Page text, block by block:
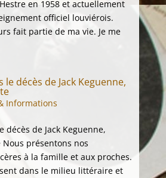
en 1958 et actuellement
officiel louviérois.
fait partie de ma vie. Je me
décès de Jack Keguenne,
Informations
décès de Jack Keguenne,
présentons nos
à la famille et aux proches.
dans le milieu littéraire et